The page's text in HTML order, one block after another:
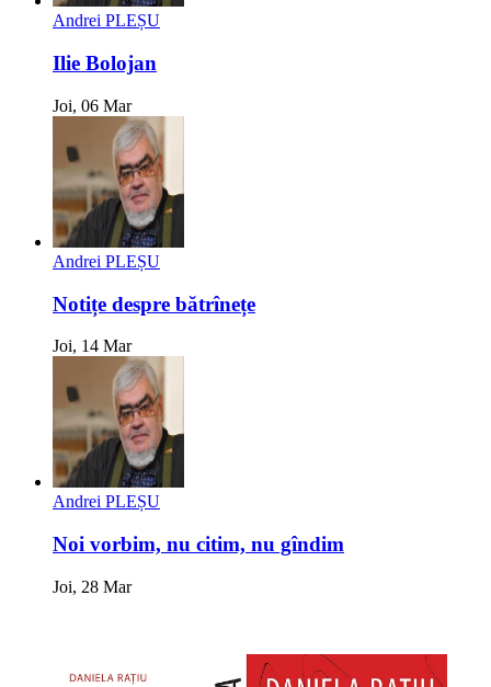
Andrei PLEȘU
Ilie Bolojan
Joi, 06 Mar
Andrei PLEȘU
Notițe despre bătrînețe
Joi, 14 Mar
Andrei PLEȘU
Noi vorbim, nu citim, nu gîndim
Joi, 28 Mar